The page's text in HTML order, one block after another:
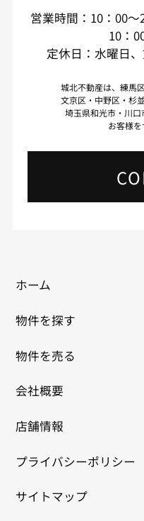
営業時間：10：00
10：
定休日：水曜日
城北不動産は、練馬
文京区・中野区・杉
埼玉県和光市・川
お客様を
ホーム
物件を探す
物件を売る
会社概要
店舗情報
プライバシーポリシー
サイトマップ